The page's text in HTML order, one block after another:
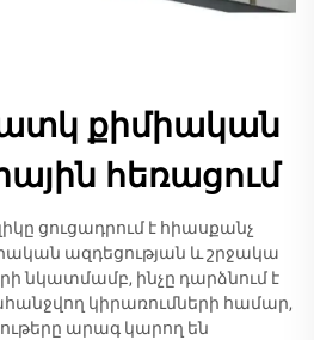
քիմիական
հեռացում
ցուցադրում է հիասքանչ
ազդեցության և շրջակա
նկատմամբ, ինչը դարձնում է
կիրառումների համար,
արագ կարող են